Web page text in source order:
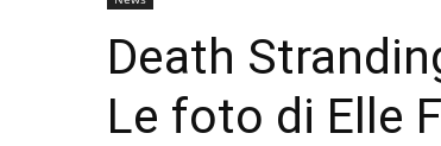
Death
Le foto di Elle